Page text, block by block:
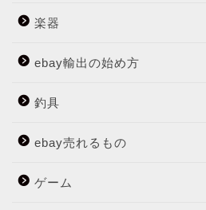
楽器
ebay輸出の始め方
釣具
ebay売れるもの
ゲーム